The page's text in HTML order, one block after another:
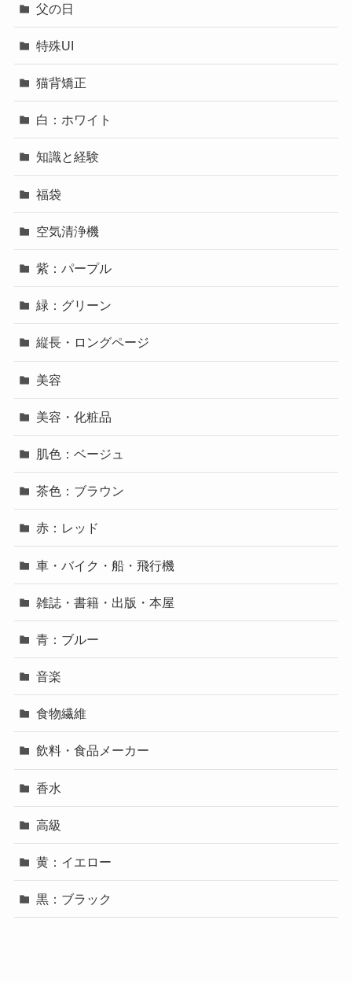
父の日
特殊UI
猫背矯正
白：ホワイト
知識と経験
福袋
空気清浄機
紫：パープル
緑：グリーン
縦長・ロングページ
美容
美容・化粧品
肌色：ベージュ
茶色：ブラウン
赤：レッド
車・バイク・船・飛行機
雑誌・書籍・出版・本屋
青：ブルー
音楽
食物繊維
飲料・食品メーカー
香水
高級
黄：イエロー
黒：ブラック